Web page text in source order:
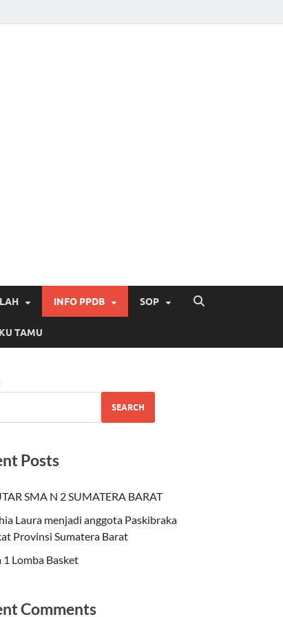
INFO PPDB SOP
TAMU
SEARCH
Posts
SMA N 2 SUMATERA BARAT
Laura menjadi anggota Paskibraka
Provinsi Sumatera Barat
1 Lomba Basket
Comments